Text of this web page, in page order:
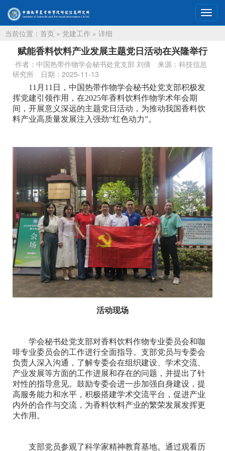
切
换
当前位置： 首页 » 党建工作 » 详细
赋能香料饮料产业发展主题党日活动在兴隆举行
作者：中国热带作物学会秘书处党支部 刘倩
来源：科技信息
研究所
日期：2025-11-13
11月11日，中国热带作物学会秘书处党支部积极发
挥党建引领作用，在2025年香料饮料作物学术年会期
间，开展意义深远的主题党日活动，为推动我国香料饮
料产业高质量发展注入强劲“红色动力”。
活动现场
学会秘书处党支部对香料饮料作物专业委员会和咖
啡专业委员会的工作进行全面指导。支部党员与专委会
负责人深入沟通，了解专委会在组织建设、学术交流、
产业发展等方面的工作进展和存在的问题，并提出了针
对性的指导意见。鼓励专委会进一步加强自身建设，提
高服务能力和水平，积极搭建学术交流平台，促进产业
内外的合作与交流，为香料饮料产业的繁荣发展发挥更
大作用。
支部党员参观了科学家精神教育基地。通过观看历